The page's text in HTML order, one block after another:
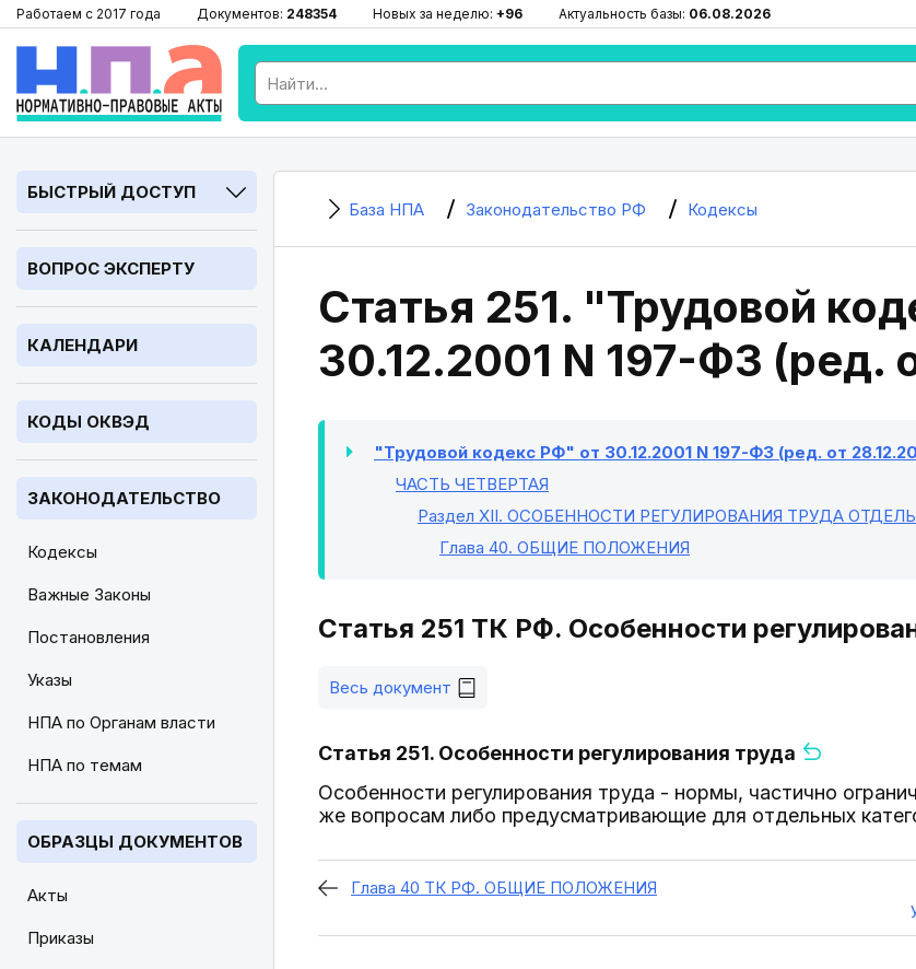
Работаем с 2017 года Документов: 248354 Новых за неделю: +96 Актуальность базы: 06.08.2026
БЫСТРЫЙ ДОСТУП
ВОПРОС ЭКСПЕРТУ
КАЛЕНДАРИ
КОДЫ ОКВЭД
ЗАКОНОДАТЕЛЬСТВО
Кодексы
Важные Законы
Постановления
Указы
НПА по Органам власти
НПА по темам
ОБРАЗЦЫ ДОКУМЕНТОВ
Акты
Приказы
База НПА Законодательство РФ Кодексы
Статья 251. "Трудовой
30.12.2001 N 197-ФЗ (ред.
"Трудовой кодекс РФ" от 30.12.2001 N 197-ФЗ (ред. от
ЧАСТЬ ЧЕТВЕРТАЯ
Раздел XII. ОСОБЕННОСТИ РЕГУЛИРОВАНИЯ ТРУДА
Глава 40. ОБЩИЕ ПОЛОЖЕНИЯ
Статья 251 ТК РФ. Особенности
Весь документ
Статья 251. Особенности регулирования труда
Особенности регулирования труда - нормы, частично
же вопросам либо предусматривающие для отдельных
Глава 40 ТК РФ. ОБЩИЕ ПОЛОЖЕНИЯ